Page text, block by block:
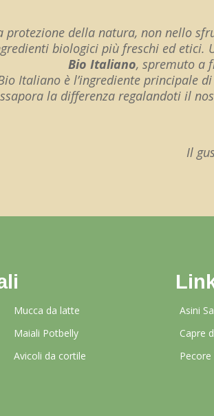
protezione della natura, non nello
biologici più freschi ed etici.
Bio Italiano, spremuto a
Italiano è l’ingrediente principale
la differenza regalandoti il
Il
Mucca da latte
Maiali Potbelly
Avicoli da cortile
Asini
Capre